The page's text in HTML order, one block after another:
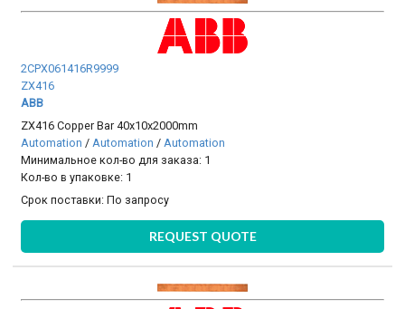
2CPX061416R9999
ZX416
ABB
ZX416 Copper Bar 40x10x2000mm
Automation / Automation / Automation
Минимальное кол-во для заказа: 1
Кол-во в упаковке: 1
Срок поставки:По запросу
REQUEST QUOTE